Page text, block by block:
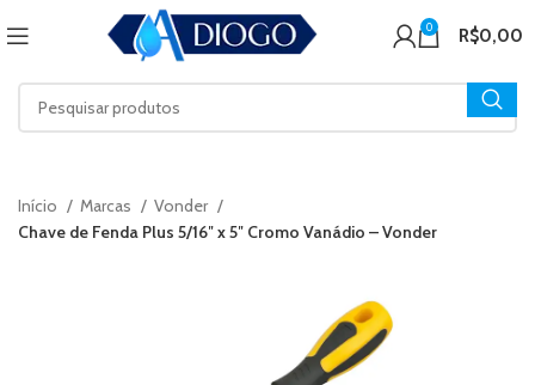
0 R$0,00
Início Marcas
Vonder
Chave de Fenda Plus 5/16″ x 5″ Cromo Vanádio – Vonder